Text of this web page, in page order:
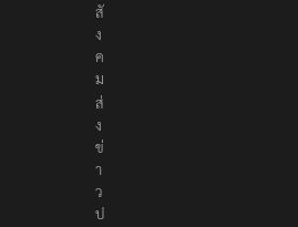
อ
สั
ง
ค
ม
ส่
ง
ข่
า
ว